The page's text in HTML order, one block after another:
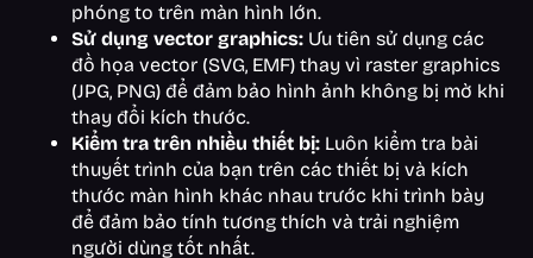
phóng to trên màn hình lớn.
Sử dụng vector graphics: Ưu tiên sử dụng các
đồ họa vector (SVG, EMF) thay vì raster graphics
(JPG, PNG) để đảm bảo hình ảnh không bị mờ khi
thay đổi kích thước.
Kiểm tra trên nhiều thiết bị: Luôn kiểm tra bài
thuyết trình của bạn trên các thiết bị và kích
thước màn hình khác nhau trước khi trình bày
để đảm bảo tính tương thích và trải nghiệm
người dùng tốt nhất.